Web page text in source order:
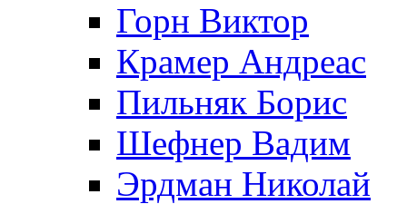
Горн Виктор
Крамер Андреас
Пильняк Борис
Шефнер Вадим
Эрдман Николай